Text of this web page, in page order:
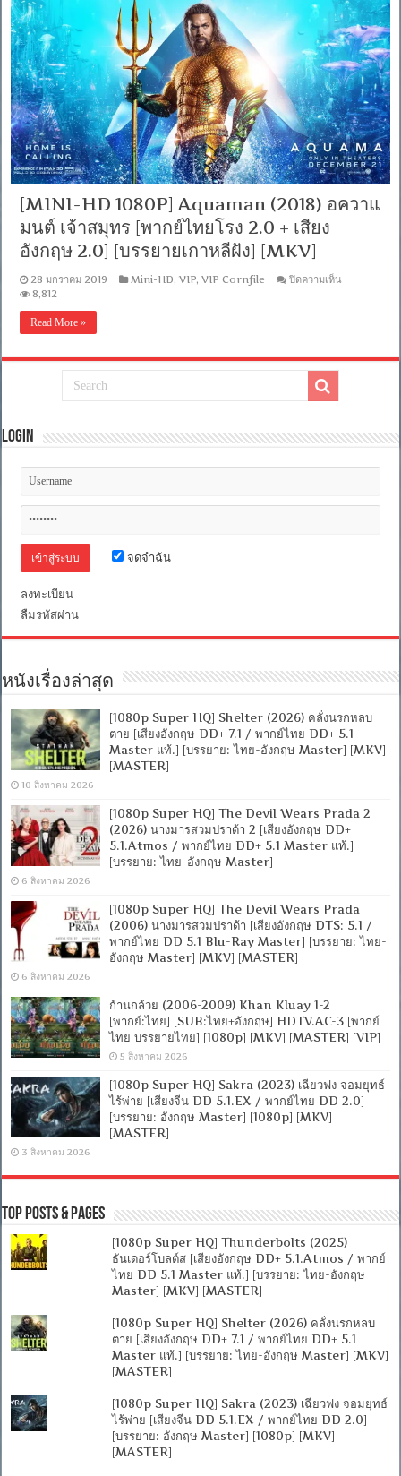
คม
ชัด]
[MASTER]
[MKV]
วา
แมน
เจ้า
สมุทร
[พากย์
ไทย
โรง
อังกฤษ]
[บรรยาย
ไทย
iTune
+
PGS
[MINI-HD 1080P] Aquaman (2018) อควาแ​
มนต์ เจ้าสมุทร [พากย์ไทยโรง 2.0 + เสียง
อังกฤษ 2.0] [บรรยายเกาหลีฝัง] [MKV]
28 มกราคม 2019 Mini-HD,VIP,VIP Cornfile ปิดความเห็นบน
อค
[พากย์
โรง
8,812
Read More »
Login
จดจำฉัน
ลงทะเบียน
ลืมรหัสผ่าน
หนังเรื่องล่าสุด
[1080p Super HQ] Shelter (2026) คลั่งนรกหลบ
ตาย [เสียงอังกฤษ DD+ 7.1 / พากย์ไทย DD+ 5.1
Master แท้.] [บรรยาย: ไทย-อังกฤษ Master] [MKV]
[MASTER]
10 สิงหาคม 2026
[1080p Super HQ] The Devil Wears Prada 2
(2026) นางมารสวมปราด้า 2 [เสียงอังกฤษ DD+
5.1.Atmos / พากย์ไทย DD+ 5.1 Master แท้.]
[บรรยาย: ไทย-อังกฤษ Master]
6 สิงหาคม 2026
[1080p Super HQ] The Devil Wears Prada
(2006) นางมารสวมปราด้า [เสียงอังกฤษ DTS: 5.1 /
พากย์ไทย DD 5.1 Blu-Ray Master] [บรรยาย: ไทย-
อังกฤษ Master] [MKV] [MASTER]
6 สิงหาคม 2026
ก้านกล้วย (2006-2009) Khan Kluay 1-2
[พากย์:ไทย] [SUB:ไทย+อังกฤษ] HDTV.AC-3 [พากย์
ไทย บรรยายไทย] [1080p] [MKV] [MASTER] [VIP]
5 สิงหาคม 2026
[1080p Super HQ] Sakra (2023) เฉียวฟง จอมยุทธ์
ไร้พ่าย [เสียงจีน DD 5.1.EX / พากย์ไทย DD 2.0]
[บรรยาย: อังกฤษ Master] [1080p] [MKV]
[MASTER]
3 สิงหาคม 2026
Top Posts & Pages
[1080p Super HQ] Thunderbolts (2025)
ธันเดอร์โบลต์ส [เสียงอังกฤษ DD+ 5.1.Atmos / พากย์
ไทย DD 5.1 Master แท้.] [บรรยาย: ไทย-อังกฤษ
Master] [MKV] [MASTER]
[1080p Super HQ] Shelter (2026) คลั่งนรกหลบ
ตาย [เสียงอังกฤษ DD+ 7.1 / พากย์ไทย DD+ 5.1
Master แท้.] [บรรยาย: ไทย-อังกฤษ Master] [MKV]
[MASTER]
[1080p Super HQ] Sakra (2023) เฉียวฟง จอมยุทธ์
ไร้พ่าย [เสียงจีน DD 5.1.EX / พากย์ไทย DD 2.0]
[บรรยาย: อังกฤษ Master] [1080p] [MKV]
[MASTER]